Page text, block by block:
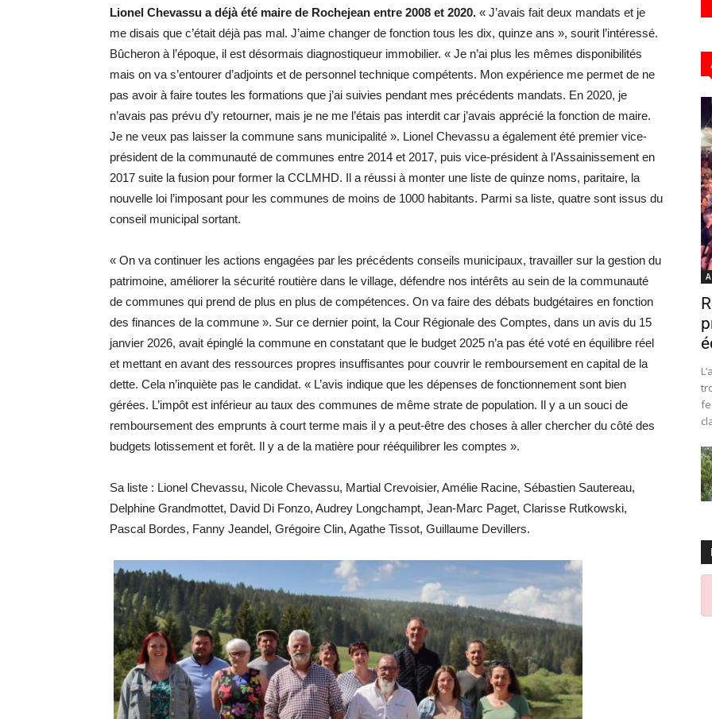
Lionel Chevassu a déjà été maire de Rochejean entre 2008 et 2020. « J’avais fait deux mandats et je
me disais que c’était déjà pas mal. J’aime changer de fonction tous les dix, quinze ans », sourit l’intéressé.
Bûcheron à l’époque, il est désormais diagnostiqueur immobilier. « Je n’ai plus les mêmes disponibilités
mais on va s’entourer d’adjoints et de personnel technique compétents. Mon expérience me permet de ne
pas avoir à faire toutes les formations que j’ai suivies pendant mes précédents mandats. En 2020, je
n’avais pas prévu d’y retourner, mais je ne me l’étais pas interdit car j’avais apprécié la fonction de maire.
Je ne veux pas laisser la commune sans municipalité ». Lionel Chevassu a également été premier vice-
président de la communauté de communes entre 2014 et 2017, puis vice-président à l’Assainissement en
2017 suite la fusion pour former la CCLMHD. Il a réussi à monter une liste de quinze noms, paritaire, la
nouvelle loi l’imposant pour les communes de moins de 1000 habitants. Parmi sa liste, quatre sont issus du
conseil municipal sortant.
« On va continuer les actions engagées par les précédents conseils municipaux, travailler sur la gestion du
patrimoine, améliorer la sécurité routière dans le village, défendre nos intérêts au sein de la communauté
de communes qui prend de plus en plus de compétences. On va faire des débats budgétaires en fonction
des finances de la commune ». Sur ce dernier point, la Cour Régionale des Comptes, dans un avis du 15
janvier 2026, avait épinglé la commune en constatant que le budget 2025 n’a pas été voté en équilibre réel
et mettant en avant des ressources propres insuffisantes pour couvrir le remboursement en capital de la
dette. Cela n’inquiète pas le candidat. « L’avis indique que les dépenses de fonctionnement sont bien
gérées. L’impôt est inférieur au taux des communes de même strate de population. Il y a un souci de
remboursement des emprunts à court terme mais il y a peut-être des choses à aller chercher du côté des
budgets lotissement et forêt. Il y a de la matière pour rééquilibrer les comptes ».
Sa liste : Lionel Chevassu, Nicole Chevassu, Martial Crevoisier, Amélie Racine, Sébastien Sautereau,
Delphine Grandmottet, David Di Fonzo, Audrey Longchampt, Jean-Marc Paget, Clarisse Rutkowski,
Pascal Bordes, Fanny Jeandel, Grégoire Clin, Agathe Tissot, Guillaume Devillers.